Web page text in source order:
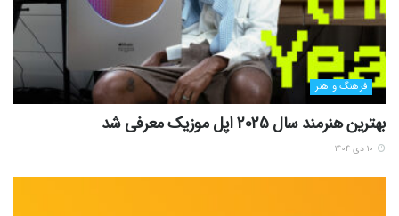
فرهنگ و هنر
بهترین هنرمند سال 2025 اپل موزیک معرفی شد